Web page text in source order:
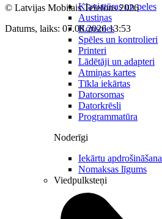
Klaviatūras un peles
Austiņas
Konsoles
Spēles un kontrolieri
Printeri
Lādētāji un adapteri
Atmiņas kartes
Tīkla iekārtas
Datorsomas
Datorkrēsli
Programmatūra
Noderīgi
Iekārtu apdrošināšana
Nomaksas līgums
Viedpulksteņi
© Latvijas Mobilais Telefons2026
Datums, laiks: 07.08.2026 13:53